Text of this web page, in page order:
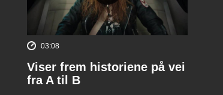
03:08
Viser frem historiene på vei
fra A til B